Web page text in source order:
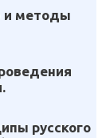
и методы
русского